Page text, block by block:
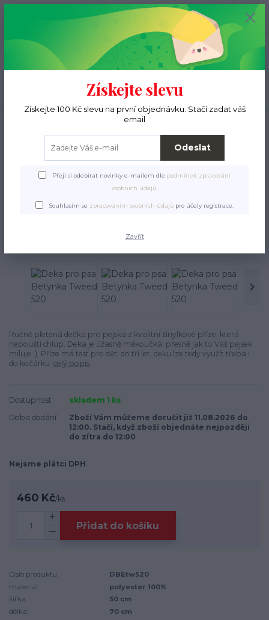
Menu
(Po-Pá, 9-15 hod.)
0 ks
0 Kč
Pelíšky, deky, polštáře
psa Betynka Tweed 520
Deka pro psa Betynka
Tweed 520
Ručně pletená dečka pro pejska z kvalitní žinylkové příze, která
nepouští chlup. Deka je úžasně měkoučká, přesně jak to Váš pejsek
miluje :) Příze má test pro děti do tří let, deku lze tedy využít třeba i
do kočárku. celý popis
Dostupnost
skladem 1 ks
Doba dodání
Zboží Vám můžeme doručit již 11.08.2026 do
12:00. Stačí, když zboží objednáte nejpozději
do zítra do 12:00
Nejsme plátci DPH
460 Kč/ks
Přidat do košíku
Číslo produktu:
DBEtw520
materiál:
polyester 100%
šířka:
50 cm
délka:
70 cm
Získejte slevu
Získejte 100 Kč slevu na první objednávku. Stačí zadat váš
email
Odeslat
Přeji si odebírat novinky e-mailem dle podmínek zpracování
osobních údajů.
Souhlasím se zpracováním osobních údajů pro účely registrace.
Zavřít